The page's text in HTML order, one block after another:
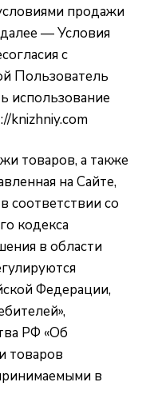
продажи
— Условия
с
Пользователь
использование
knizhniy.com
товаров, а также
на Сайте,
соответствии со
кодекса
в области
Федерации,
РФ «Об
товаров
в